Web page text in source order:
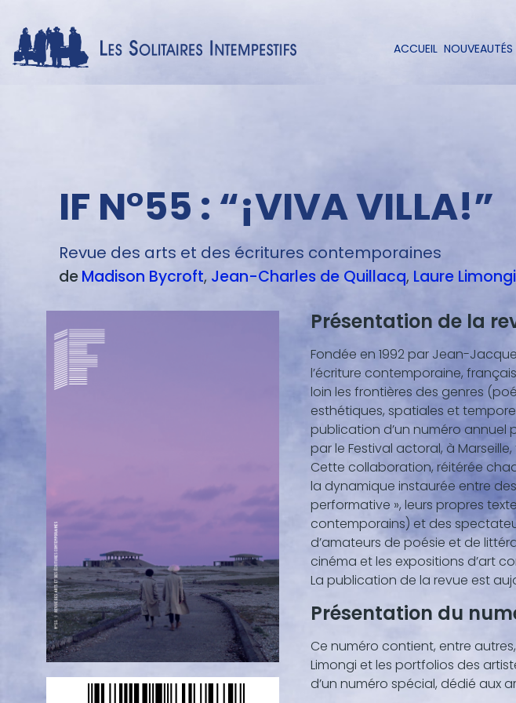
Navigation
ACCUEIL NOUVEAUTÉS
IF N°55 : “¡VIVA VILLA!”
​​Revue des arts et des écritures contemporaines
deMadison Bycroft Jean-Charles de Quillacq Laure Limongi
Blocs
contenu
(texte,
vidéo,
...)
Présentation de la
Fondée en 1992 par Jean-
l’écriture contemporaine,
loin les frontières des genres
esthétiques, spatiales et
publication d’un numéro annuel
par le Festival actoral, à
Cette collaboration, réitérée
la dynamique instaurée entre
performative », leurs propres
contemporains) et des
d’amateurs de poésie et de
cinéma et les expositions d’art
La publication de la revue est
Présentation du
Ce numéro contient, entre
Limongi et les portfolios des
d’un numéro spécial, dédié aux